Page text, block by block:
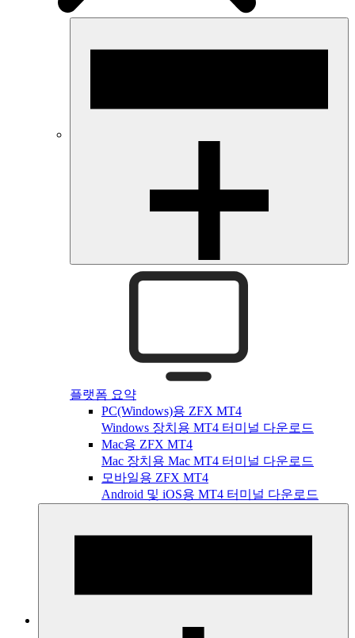
플랫폼 요약
PC(Windows)용 ZFX MT4
Windows 장치용 MT4 터미널 다운로드
Mac용 ZFX MT4
Mac 장치용 Mac MT4 터미널 다운로드
모바일용 ZFX MT4
Android 및 iOS용 MT4 터미널 다운로드